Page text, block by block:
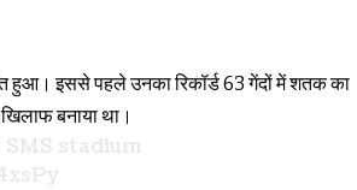
हुआ। इससे पहले उनका रिकॉर्ड 63 गेंदों में शतक का
बनाया था।
stadium